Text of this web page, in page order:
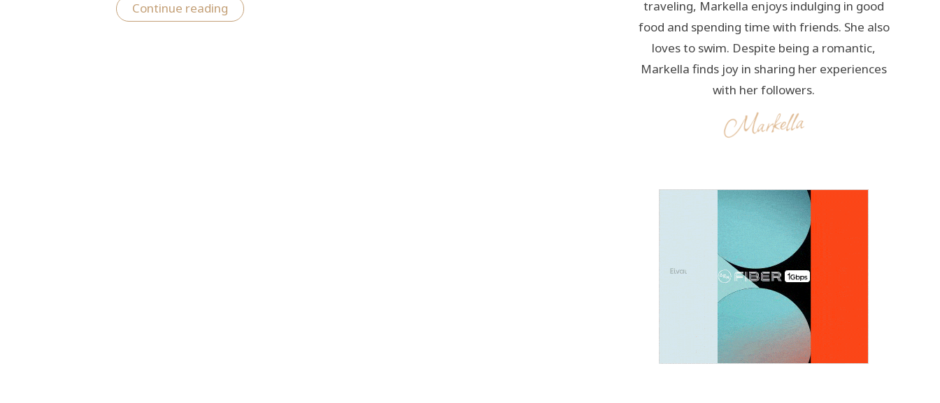
Continue reading“Οι
Δούλες
traveling, Markella enjoys indulging in good
food and spending time with friends. She also
loves to swim. Despite being a romantic,
Markella finds joy in sharing her experiences
with her followers.